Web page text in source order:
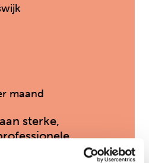
maand
sterke,
binnen